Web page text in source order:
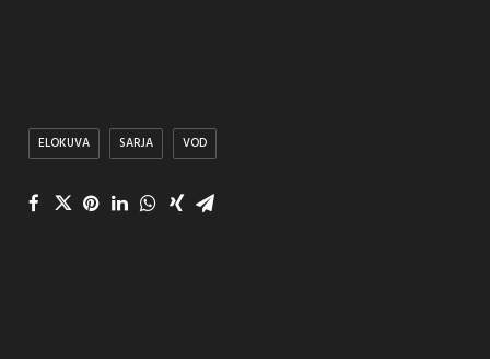
ELOKUVA SARJA VOD